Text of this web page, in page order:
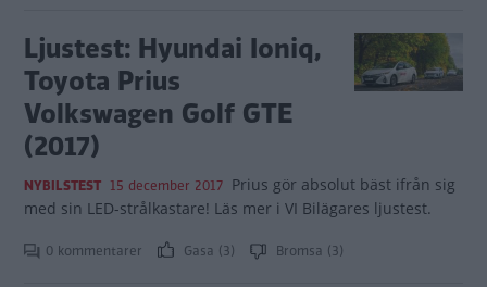
Ljustest: Hyundai Ioniq,
Toyota Prius
Volkswagen Golf GTE
(2017)
NYBILSTEST 15 december 2017 Prius gör absolut bäst ifrån sig
med sin LED-strålkastare! Läs mer i VI Bilägares ljustest.
0 kommentarer Gasa (3) Bromsa (3)